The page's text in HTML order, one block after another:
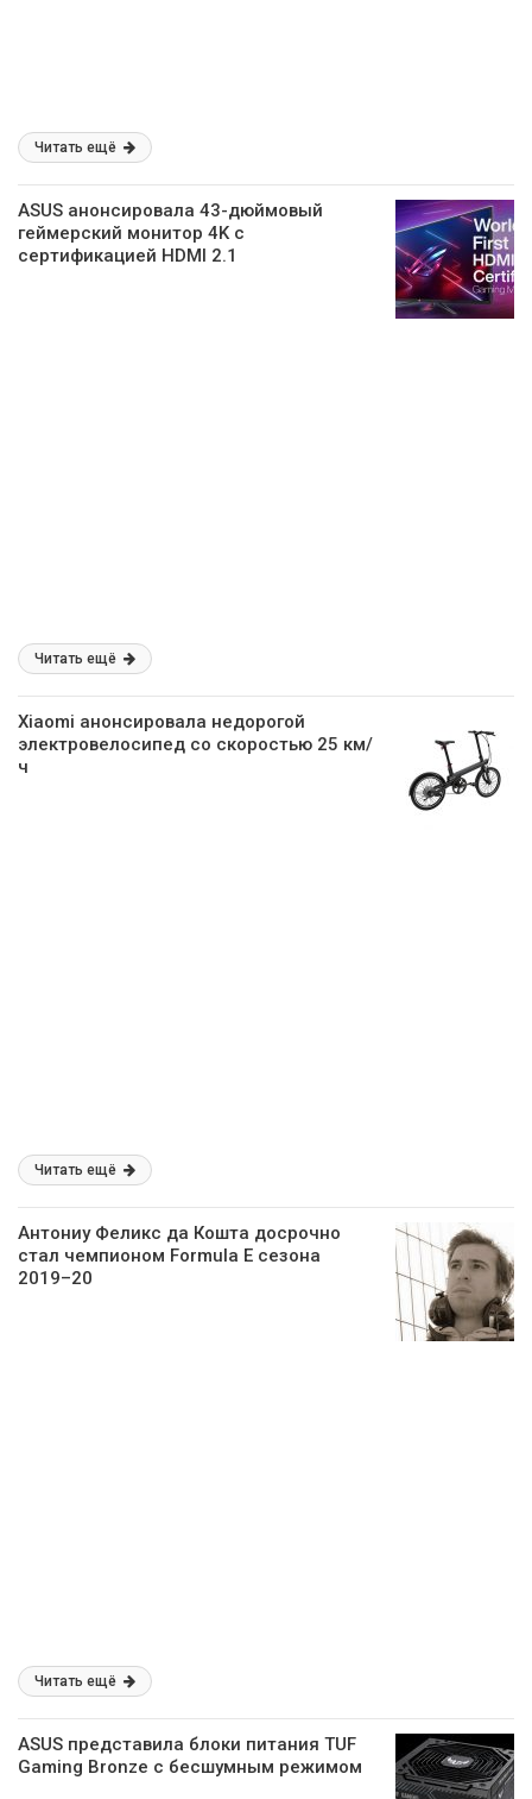
Читать ещё
ASUS анонсировала 43-дюймовый
геймерский монитор 4K с
сертификацией HDMI 2.1
Читать ещё
Xiaomi анонсировала недорогой
электровелосипед со скоростью 25 км/
ч
Читать ещё
Антониу Феликс да Кошта досрочно
стал чемпионом Formula E сезона
2019–20
Читать ещё
ASUS представила блоки питания TUF
Gaming Bronze с бесшумным режимом